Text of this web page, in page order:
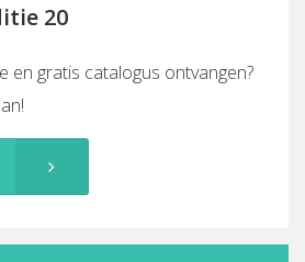
20
en gratis catalogus ontvangen?